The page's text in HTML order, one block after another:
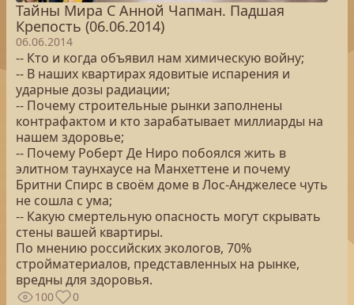
Тайны Мира С Анной Чапман. Падшая
Крепость (06.06.2014)
06.06.2014
-- Кто и когда объявил нам химическую войну;
-- В наших квартирах ядовитые испарения и
ударные дозы радиации;
-- Почему строительные рынки заполнены
контрафактом и кто зарабатывает миллиарды на
нашем здоровье;
-- Почему Роберт Де Ниро побоялся жить в
элитном таунхаусе на Манхеттене и почему
Бритни Спирс в своём доме в Лос-Анджелесе чуть
не сошла с ума;
-- Какую смертельную опасность могут скрывать
стены вашей квартиры.
По мнению российских экологов, 70%
стройматериалов, представленных на рынке,
вредны для здоровья.
100 0